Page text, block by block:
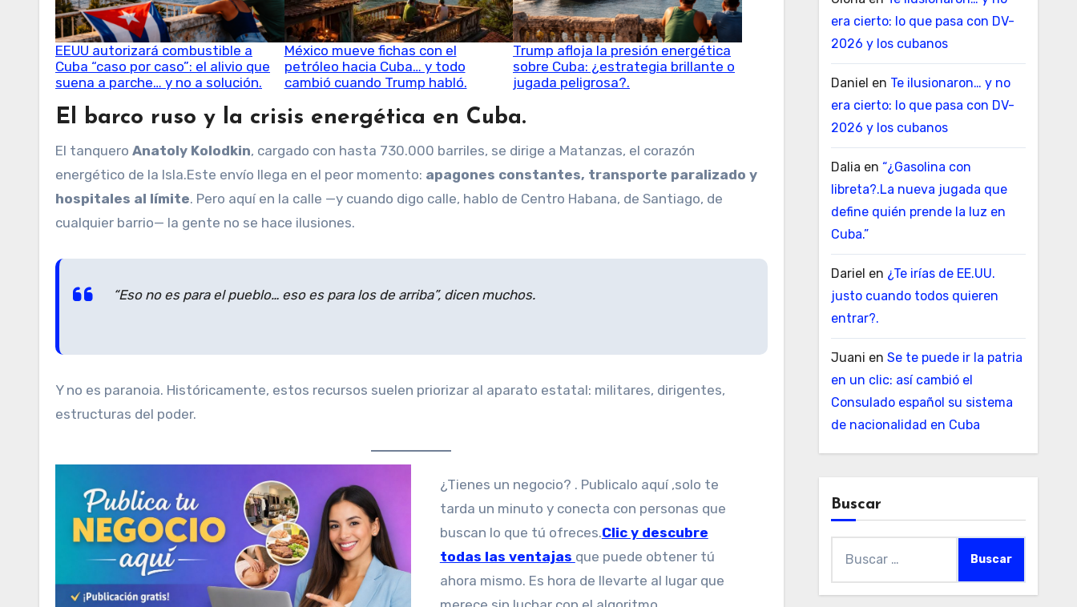
EEUU autorizará combustible a
Cuba “caso por caso”: el alivio que
suena a parche… y no a solución.
México mueve fichas con el
petróleo hacia Cuba… y todo
cambió cuando Trump habló.
Trump afloja la presión energética
sobre Cuba: ¿estrategia brillante o
jugada peligrosa?.
El barco ruso y la crisis energética en Cuba.
El tanquero Anatoly Kolodkin, cargado con hasta 730.000 barriles, se dirige a Matanzas, el corazón
energético de la Isla.Este envío llega en el peor momento: apagones constantes, transporte paralizado y
hospitales al límite. Pero aquí en la calle —y cuando digo calle, hablo de Centro Habana, de Santiago, de
cualquier barrio— la gente no se hace ilusiones.
“Eso no es para el pueblo… eso es para los de arriba”, dicen muchos.
Y no es paranoia. Históricamente, estos recursos suelen priorizar al aparato estatal: militares, dirigentes,
estructuras del poder.
¿Tienes un negocio? . Publicalo aquí ,solo te
tarda un minuto y conecta con personas que
buscan lo que tú ofreces.Clic y descubre
todas las ventajas que puede obtener tú
ahora mismo. Es hora de llevarte al lugar que
era cierto: lo que pasa con DV-
2026 y los cubanos
Daniel en Te ilusionaron… y no
era cierto: lo que pasa con DV-
2026 y los cubanos
Dalia en “¿Gasolina con
libreta?.La nueva jugada que
define quién prende la luz en
Cuba.”
Dariel en ¿Te irías de EE.UU.
justo cuando todos quieren
entrar?.
Juani en Se te puede ir la patria
en un clic: así cambió el
Consulado español su sistema
de nacionalidad en Cuba
Buscar